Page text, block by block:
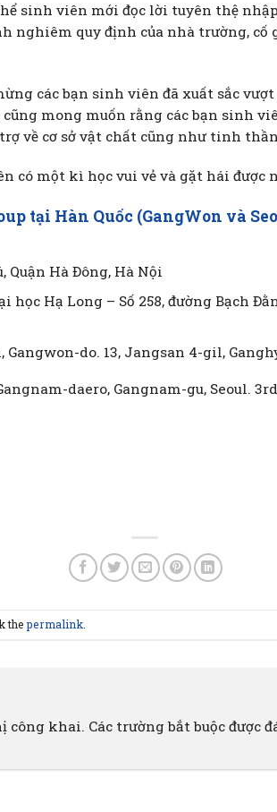
sinh viên mới đọc lời tuyên thệ
nghiêm quy định của nhà trường,
các bạn sinh viên đã xuất sắc
mong muốn rằng các bạn sinh
về cơ sở vật chất cũng như tinh
có một kì học vui vẻ và gặt hái được
tại Hàn Quốc (GangWon và
Quận Hà Đông, Hà Nội
học Hạ Long – Số 258, đường Bạch
do. 13, Jangsan 4-gil,
daero, Gangnam-gu, Seoul.
thepermalink.
công khai. Các trường bắt buộc được